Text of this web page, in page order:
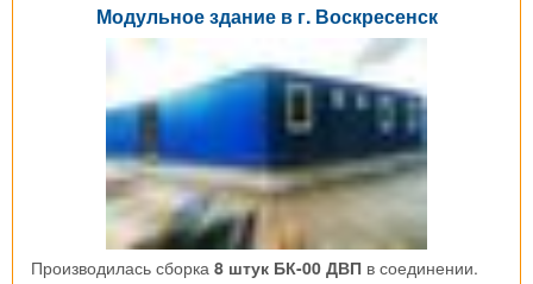
Модульное здание в г. Воскресенск
Производилась сборка 8 штук БК-00 ДВП в соединении.